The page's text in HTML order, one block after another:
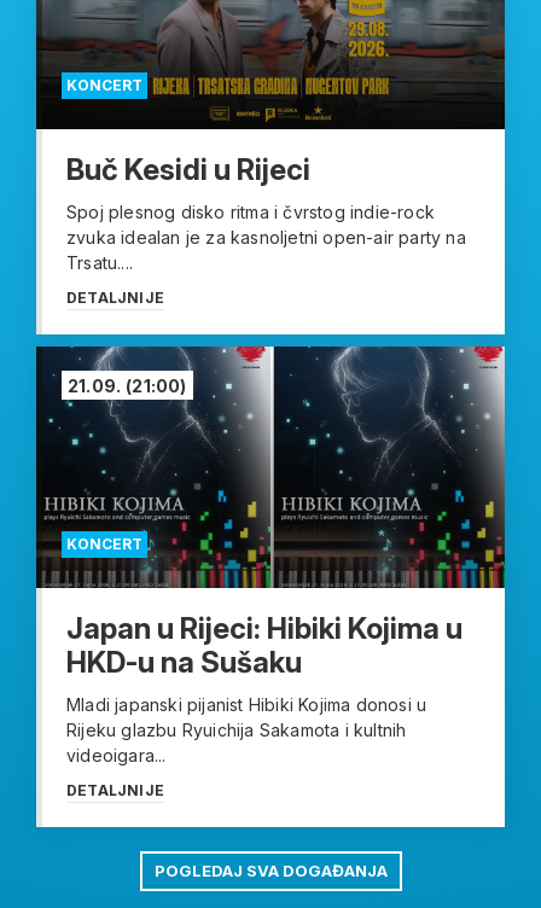
KONCERT
Buč Kesidi u Rijeci
Spoj plesnog disko ritma i čvrstog indie-rock
zvuka idealan je za kasnoljetni open-air party na
Trsatu....
DETALJNIJE
KONCERT
21.09. (21:00)
Japan u Rijeci: Hibiki Kojima u
HKD-u na Sušaku
Mladi japanski pijanist Hibiki Kojima donosi u
Rijeku glazbu Ryuichija Sakamota i kultnih
videoigara...
DETALJNIJE
POGLEDAJ SVA DOGAĐANJA